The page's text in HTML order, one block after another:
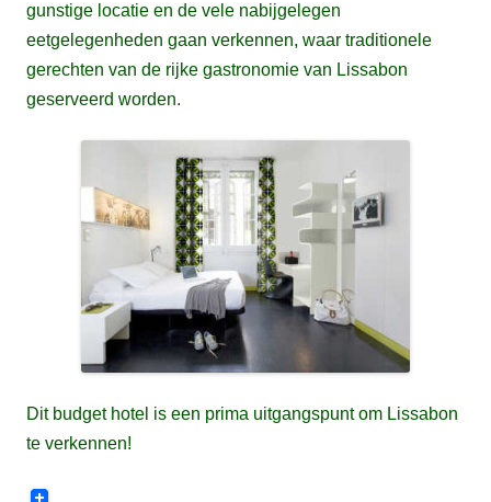
gunstige locatie en de vele nabijgelegen
eetgelegenheden gaan verkennen, waar traditionele
gerechten van de rijke gastronomie van Lissabon
geserveerd worden.
Dit budget hotel is een prima uitgangspunt om Lissabon
te verkennen!